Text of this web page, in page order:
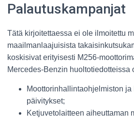
Palautuskampanjat
Tätä kirjoitettaessa ei ole ilmoitettu
maailmanlaajuisista
koskisivat erityisesti M256-
Mercedes-Benzin huoltotiedotteissa
Moottorinhallintaohjelmiston ja
päivitykset;
Ketjuvetolaitteen aiheuttaman